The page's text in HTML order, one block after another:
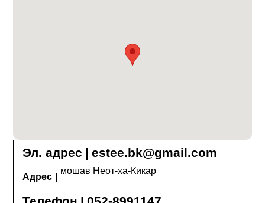
Эл. адрес | estee.bk@gmail.com
Адрес
мошав Неот-ха-Кикар